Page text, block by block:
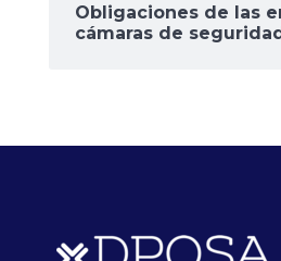
Obligaciones de las
cámaras de